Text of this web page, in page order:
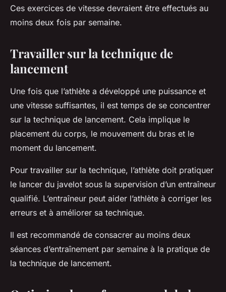
Ces exercices de vitesse devraient être effectués au
moins deux fois par semaine.
Travailler sur la technique de
lancement
Une fois que l’athlète a développé une puissance et
une vitesse suffisantes, il est temps de se concentrer
sur la technique de lancement. Cela implique le
placement du corps, le mouvement du bras et le
moment du lancement.
Pour travailler sur la technique, l’athlète doit pratiquer
le lancer du javelot sous la supervision d’un entraîneur
qualifié. L’entraîneur peut aider l’athlète à corriger les
erreurs et à améliorer sa technique.
Il est recommandé de consacrer au moins deux
séances d’entraînement par semaine à la pratique de
la technique de lancement.